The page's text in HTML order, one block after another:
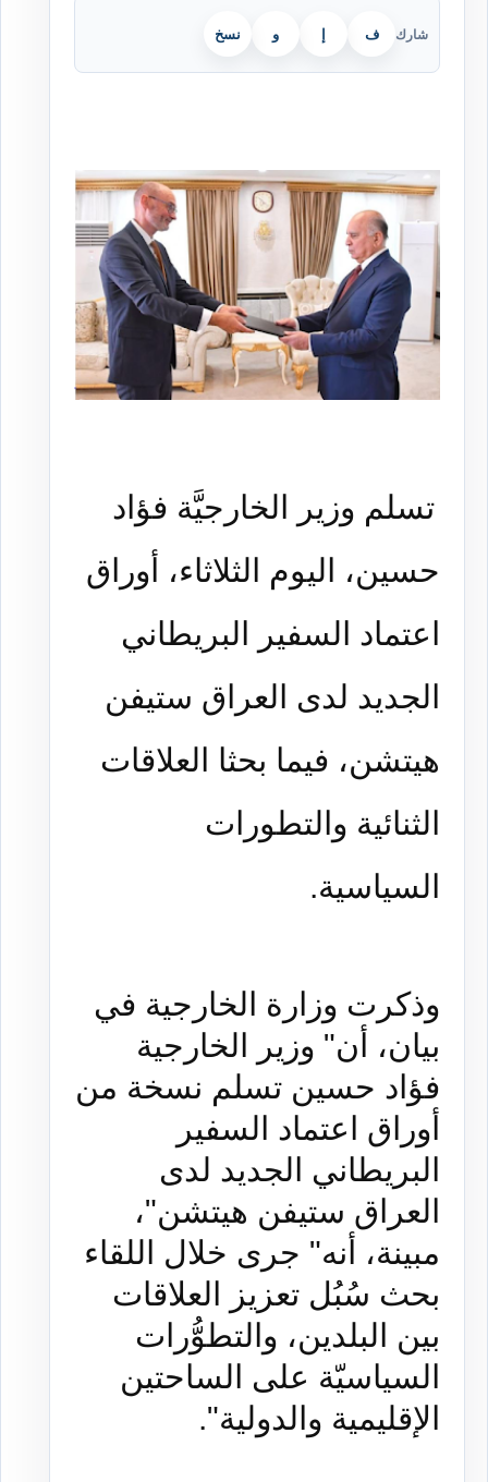
شارك ف إ و نسخ
تسلم وزير الخارجيَّة فؤاد
حسين، اليوم الثلاثاء، أوراق
اعتماد السفير البريطاني
الجديد لدى العراق ستيفن
هيتشن، فيما بحثا العلاقات
الثنائية والتطورات
السياسية.
وذكرت وزارة الخارجية في
بيان، أن" وزير الخارجية
فؤاد حسين تسلم نسخة من
أوراق اعتماد السفير
البريطاني الجديد لدى
العراق ستيفن هيتشن"،
مبينة، أنه" جرى خلال اللقاء
بحث سُبُل تعزيز العلاقات
بين البلدين، والتطوُّرات
السياسيّة على الساحتين
الإقليمية والدولية".